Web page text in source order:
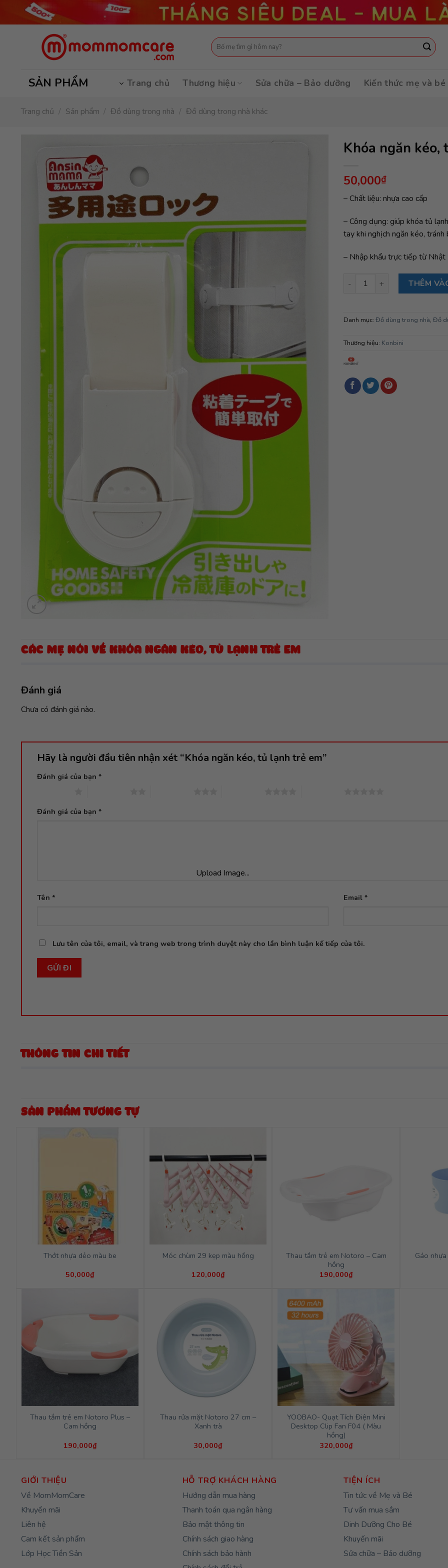
Upload Image...
Tìm
kiếm:
SẢN PHẨM Trang chủ Thương hiệu Sửa chữa – Bảo dưỡng Kiến thức mẹ và bé
Trang chủ / Sản phẩm / Đồ dùng trong nhà / Đồ dùng trong nhà khác
Khóa ngăn
50,000₫
– Chất liệu: nhựa cao cấp
– Công dụng: giúp khóa tủ
tay khi nghịch ngăn kéo,
– Nhập khẩu trực tiếp từ Nhật
Khóa ngăn kéo, tủ lạnh trẻ
THÊM
Danh mục: Đồ dùng trong nhà, Đồ
Thương hiệu: Konbini
CÁC MẸ NÓI VỀ KHÓA NGĂN KÉO, TỦ LẠNH TRẺ EM
Đánh giá
Chưa có đánh giá nào.
Hãy là người đầu tiên nhận xét “Khóa ngăn kéo, tủ lạnh trẻ em”
Đánh giá của bạn *
Đánh giá của bạn *
Tên * Email *
Lưu tên của tôi, email, và trang web trong trình duyệt này cho lần bình luận kế tiếp của tôi.
THÔNG TIN CHI TIẾT
SẢN PHẨM TƯƠNG TỰ
Thớt nhựa dẻo màu be
50,000₫
Móc chùm 29 kẹp màu hồng
120,000₫
Thau tắm trẻ em Notoro – Cam
hồng
190,000₫
Gáo
Thau tắm trẻ em Notoro Plus –
Cam hồng
190,000₫
Thau rửa mặt Notoro 27 cm –
Xanh trà
30,000₫
YOOBAO- Quạt Tích Điện Mini
Desktop Clip Fan F04 ( Màu
hồng)
320,000₫
GIỚI THIỆU
Về MomMomCare
Khuyến mãi
Liên hệ
Cam kết sản phẩm
Lớp Học Tiền Sản
HỖ TRỢ KHÁCH HÀNG
Hướng dẫn mua hàng
Thanh toán qua ngân hàng
Bảo mật thông tin
Chính sách giao hàng
Chính sách bảo hành
TIỆN ÍCH
Tin tức về Mẹ và Bé
Tư vấn mua sắm
Dinh Dưỡng Cho Bé
Khuyến mãi
Sửa chữa – Bảo dưỡng